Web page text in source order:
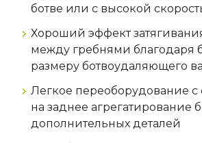
ботве или с высокой
Хороший эффект
между гребнями благодаря
размеру ботвоудаляющего
Легкое переоборудование с
на заднее агрегатирование
дополнительных деталей